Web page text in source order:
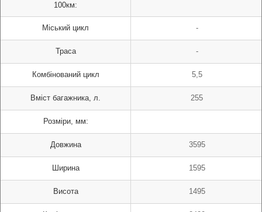
100км:
Міський цикл
Траса
Комбінований цикл
Вміст багажника, л.
Розміри, мм:
Довжина
Ширина
Висота
-
-
5,5
255
3595
1595
1495